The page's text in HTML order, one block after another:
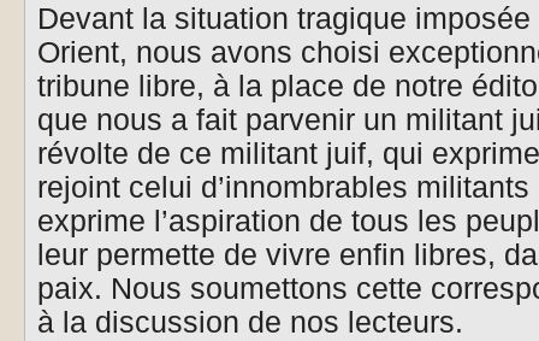
Devant la situation tragique
Orient, nous avons choisi
tribune libre, à la place de notre
que nous a fait parvenir un militant
révolte de ce militant juif, qui
rejoint celui d’innombrables
exprime l’aspiration de tous les
leur permette de vivre enfin libres,
paix. Nous soumettons cette
à la discussion de nos lecteurs.